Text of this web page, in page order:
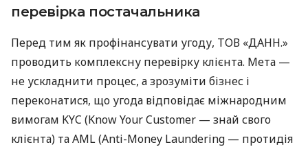
перевірка постачальника
Перед тим як профінансувати угоду, ТОВ «ДАНН.»
проводить комплексну перевірку клієнта. Мета —
не ускладнити процес, а зрозуміти бізнес і
переконатися, що угода відповідає міжнародним
вимогам KYC (Know Your Customer — знай свого
клієнта) та AML (Anti-Money Laundering — протидія